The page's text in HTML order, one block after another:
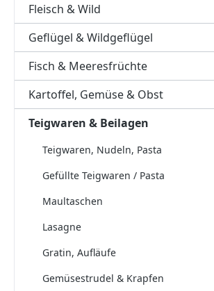
Fleisch & Wild
Geflügel & Wildgeflügel
Fisch & Meeresfrüchte
Kartoffel, Gemüse & Obst
Teigwaren & Beilagen
Teigwaren, Nudeln, Pasta
Gefüllte Teigwaren / Pasta
Maultaschen
Lasagne
Gratin, Aufläufe
Gemüsestrudel & Krapfen